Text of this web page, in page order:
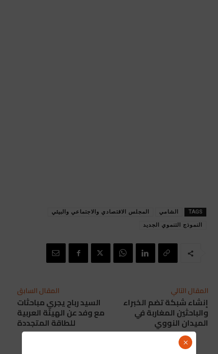
TAGS الشامي المجلس الاقتصادي والاجتماعي والبيئي
النموذج التنموي الجديد
المقال السابق
السيد رباح يجري مباحثات
مع وفد عن الهيئة العربية
للطاقة المتجددة
المقال التالي
إنشاء شبكة تضم الخبراء
والباحثين المغاربة في
الميدان النووي
×